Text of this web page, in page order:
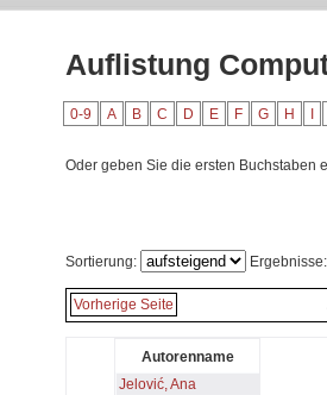
Auflistung
0-9 A B C D E F G H
Oder geben Sie die ersten Buchstaben
Sortierung: Ergebnisse:
Vorherige Seite
Autorenname
Jelović, Ana